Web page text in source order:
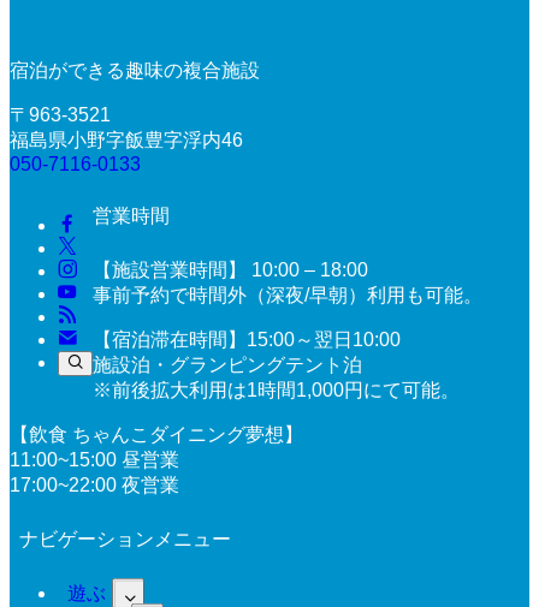
宿泊ができる趣味の複合施設
〒963-3521
福島県小野字飯豊字浮内46
050-7116-0133
営業時間
【施設営業時間】 10:00 – 18:00
事前予約で時間外（深夜/早朝）利用も可能。
【宿泊滞在時間】15:00～翌日10:00
施設泊・グランピングテント泊
※前後拡大利用は1時間1,000円にて可能。
【飲食 ちゃんこダイニング夢想】
11:00~15:00 昼営業
17:00~22:00 夜営業
ナビゲーションメニュー
遊ぶ